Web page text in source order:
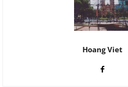
Hoang Viet